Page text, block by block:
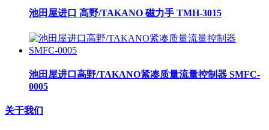
池田屋进口 高野/TAKANO 磁力手 TMH-3015
池田屋进口高野/TAKANO紧凑质量流量控制器 SMFC-
0005
关于我们